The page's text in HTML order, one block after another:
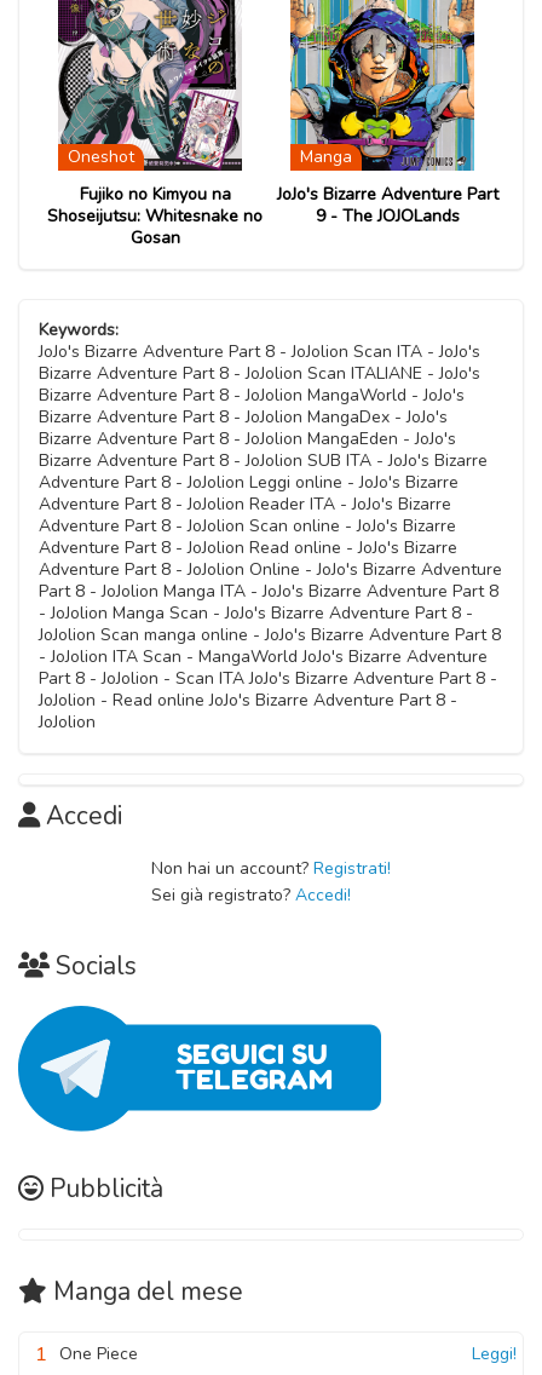
Capitolo 06
11 Novembre 2020
11 Novembre 2020
Capitolo 02
11 Novembre 2020
Capitolo 01
11 Novembre 2020
Oneshot
Fujiko no Kimyou na
Shoseijutsu: Whitesnake no
Gosan
Manga
JoJo's Bizarre Adventure Part
9 - The JOJOLands
Keywords:
JoJo's Bizarre Adventure Part 8 - JoJolion Scan ITA - JoJo's
Bizarre Adventure Part 8 - JoJolion Scan ITALIANE - JoJo's
Bizarre Adventure Part 8 - JoJolion MangaWorld - JoJo's
Bizarre Adventure Part 8 - JoJolion MangaDex - JoJo's
Bizarre Adventure Part 8 - JoJolion MangaEden - JoJo's
Bizarre Adventure Part 8 - JoJolion SUB ITA - JoJo's Bizarre
Adventure Part 8 - JoJolion Leggi online - JoJo's Bizarre
Adventure Part 8 - JoJolion Reader ITA - JoJo's Bizarre
Adventure Part 8 - JoJolion Scan online - JoJo's Bizarre
Adventure Part 8 - JoJolion Read online - JoJo's Bizarre
Adventure Part 8 - JoJolion Online - JoJo's Bizarre Adventure
Part 8 - JoJolion Manga ITA - JoJo's Bizarre Adventure Part 8
- JoJolion Manga Scan - JoJo's Bizarre Adventure Part 8 -
JoJolion Scan manga online - JoJo's Bizarre Adventure Part 8
- JoJolion ITA Scan - MangaWorld JoJo's Bizarre Adventure
Part 8 - JoJolion - Scan ITA JoJo's Bizarre Adventure Part 8 -
JoJolion - Read online JoJo's Bizarre Adventure Part 8 -
JoJolion
Accedi
Non hai un account? Registrati!
Sei già registrato? Accedi!
Socials
Pubblicità
Manga del mese
1 One Piece Leggi!